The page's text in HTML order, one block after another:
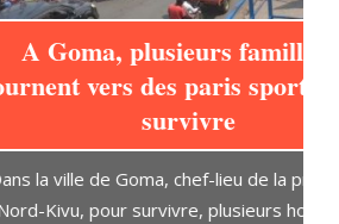
plusieurs familles se
des paris sportifs pour
chef-lieu de la province du
survivre, plusieurs hommes et